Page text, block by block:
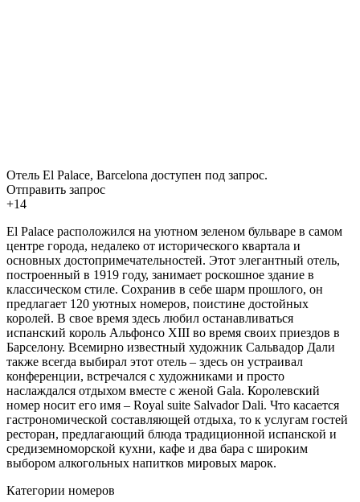
Отель El Palace, Barcelona доступен под запрос.
Отправить запрос
+14
El Palace расположился на уютном зеленом бульваре в самом
центре города, недалеко от исторического квартала и
основных достопримечательностей. Этот элегантный отель,
построенный в 1919 году, занимает роскошное здание в
классическом стиле. Сохранив в себе шарм прошлого, он
предлагает 120 уютных номеров, поистине достойных
королей. В свое время здесь любил останавливаться
испанский король Альфонсо XIII во время своих приездов в
Барселону. Всемирно известный художник Сальвадор Дали
также всегда выбирал этот отель – здесь он устраивал
конференции, встречался с художниками и просто
наслаждался отдыхом вместе с женой Gala. Королевский
номер носит его имя – Royal suite Salvador Dali. Что касается
гастрономической составляющей отдыха, то к услугам гостей
ресторан, предлагающий блюда традиционной испанской и
средиземноморской кухни, кафе и два бара с широким
выбором алкогольных напитков мировых марок.
Категории номеров